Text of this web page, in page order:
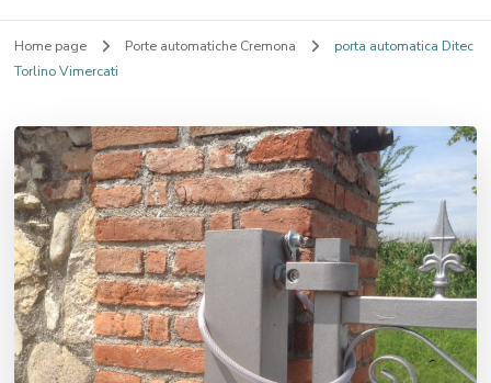
Home page Porte automatiche Cremona
porta automatica Ditec
Torlino Vimercati